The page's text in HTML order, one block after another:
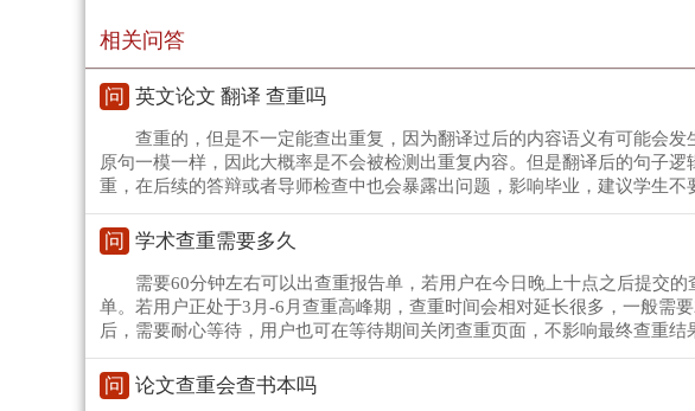
相关问答
问 英文论文 翻译 查重吗
查重的，但是不一定能查出重复，因为翻译过后的内容语义有可能会
原句一模一样，因此大概率是不会被检测出重复内容。但是翻译后的句子
重，在后续的答辩或者导师检查中也会暴露出问题，影响毕业，建议学生不
问 学术查重需要多久
需要60分钟左右可以出查重报告单，若用户在今日晚上十点之后提交
单。若用户正处于3月-6月查重高峰期，查重时间会相对延长很多，一般需
后，需要耐心等待，用户也可在等待期间关闭查重页面，不影响最终查重结
问 论文查重会查书本吗